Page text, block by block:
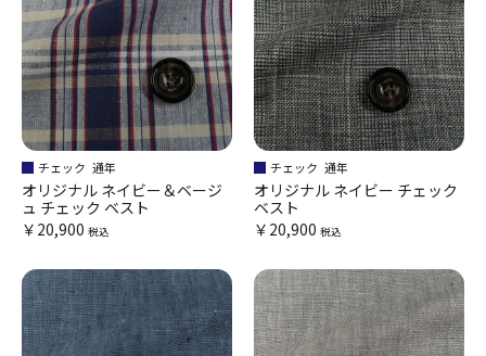
チェック 通年
オリジナル ネイビー＆ベージ
ュ チェック ベスト
￥20,900 税込
チェック 通年
オリジナル ネイビー チェック
ベスト
￥20,900 税込